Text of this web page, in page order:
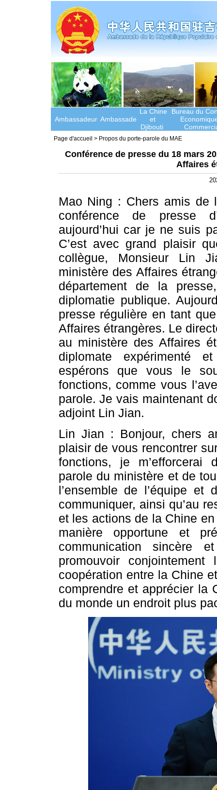
Ambassadeur Ambassade
La Chine
et
Djibouti
Bureau du
Page d'accueil > Propos du porte-parole du MAE
Conférence de presse du 18 mars
Affaires
Mao Ning : Chers amis de
conférence de presse
aujourd’hui car je ne suis
C’est avec grand plaisir
collègue, Monsieur Lin
ministère des Affaires
département de la
diplomatie publique.
presse régulière en tant
Affaires étrangères. Le
au ministère des Affaires
diplomate expérimenté
espérons que vous le
fonctions, comme vous
parole. Je vais maintenant
adjoint Lin Jian.
Lin Jian : Bonjour, chers
plaisir de vous rencontrer
fonctions, je m’efforcerai
parole du ministère et de
l’ensemble de l’équipe
communiquer, ainsi qu’au
et les actions de la Chine
manière opportune et
communication sincère
promouvoir
coopération entre la Chine
comprendre et apprécier la
du monde un endroit plus